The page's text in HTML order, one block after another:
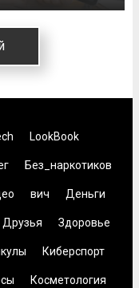
LookBook
Без_наркотиков
вич Деньги
Друзья Здоровье
Киберспорт
Косметология